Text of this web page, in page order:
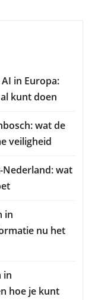
in Europa:
kunt doen
wat de
veiligheid
Nederland: wat
in
nu het
in
hoe je kunt